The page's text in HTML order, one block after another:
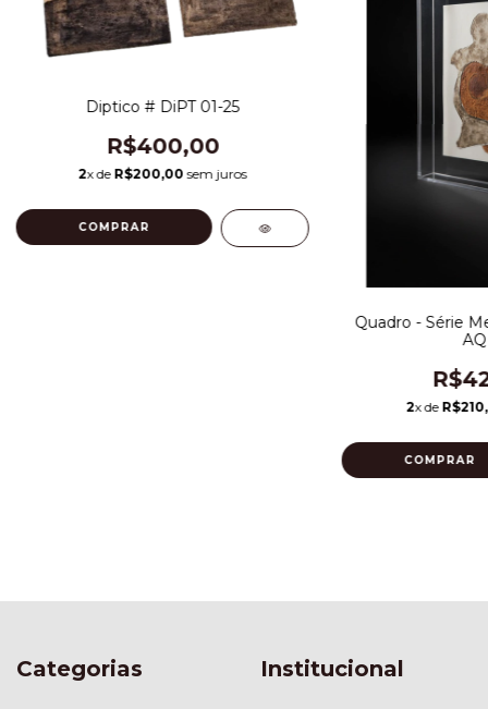
Diptico # DiPT 01-25
R$400,00
2x de R$200,00 sem juros
Quadro - Série
2x de
Categorias Institucional